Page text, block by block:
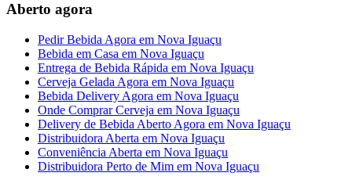
Aberto agora
Pedir Bebida Agora em Nova Iguaçu
Bebida em Casa em Nova Iguaçu
Entrega de Bebida Rápida em Nova Iguaçu
Cerveja Gelada Agora em Nova Iguaçu
Bebida Delivery Agora em Nova Iguaçu
Onde Comprar Cerveja em Nova Iguaçu
Delivery de Bebida Aberto Agora em Nova Iguaçu
Distribuidora Aberta em Nova Iguaçu
Conveniência Aberta em Nova Iguaçu
Distribuidora Perto de Mim em Nova Iguaçu